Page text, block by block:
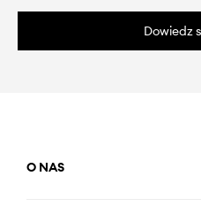
Dowiedz
O NAS